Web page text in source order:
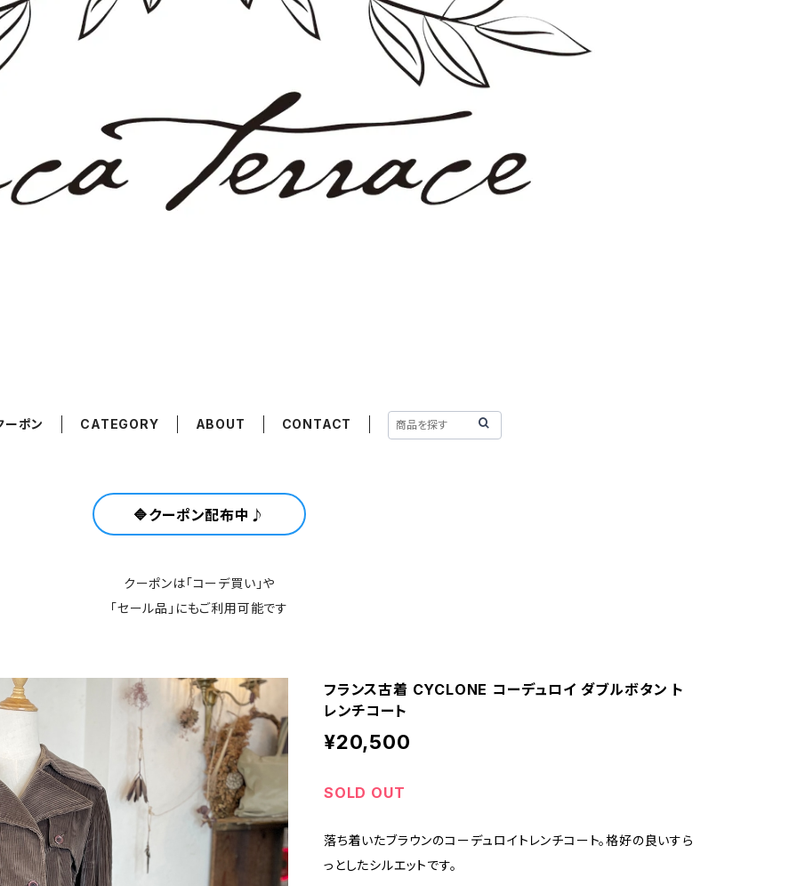
ーポン CATEGORY ABOUT CONTACT
🔷クーポン配布中♪
クーポンは「コーデ買い」や
「セール品」にもご利用可能です
フランス古着 CYCLONE コーデュロイ ダブルボタン ト
レンチコート
¥20,500
SOLD OUT
落ち着いたブラウンのコーデュロイトレンチコート。格好の良いすら
っとしたシルエットです。